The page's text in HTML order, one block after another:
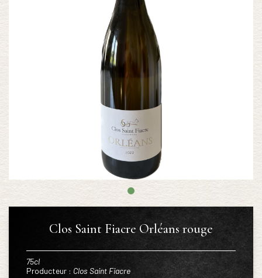
Clos Saint Fiacre Orléans rouge
75cl
Producteur : Clos Saint Fiacre